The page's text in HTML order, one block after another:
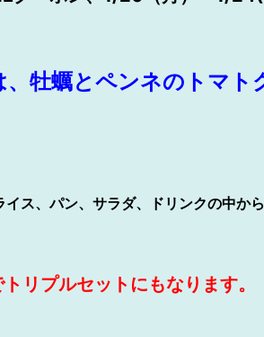
、牡蠣とペンネのトマ
イス、パン、サラダ、ドリンクの中か
リプルセットにもなります。